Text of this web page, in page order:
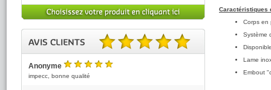
5.00 sur 5 basé sur 4 note(s).
Anonyme
5
impecc, bonne qualité
Caractéristiques
Corps en
Système
Lame
Embout